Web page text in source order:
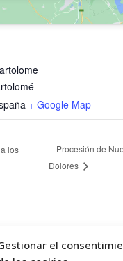
el
+ Google Map
los
Procesión de
Dolores